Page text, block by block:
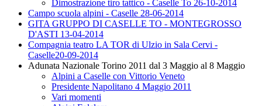
Dimostrazione tiro tattico - Caselle To 26-10-2014
Campo scuola alpini - Caselle 28-06-2014
GITA GRUPPO DI CASELLE TO - MONTEGROSSO
D'ASTI 13-04-2014
Compagnia teatro LA TOR di Ulzio in Sala Cervi -
Caselle20-09-2014
Adunata Nazionale Torino 2011 dal 3 Maggio al 8 Maggio
Alpini a Caselle con Vittorio Veneto
Presidente Napolitano 4 Maggio 2011
Vari momenti